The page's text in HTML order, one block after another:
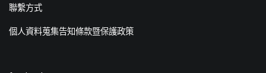
聯繫方式
個人資料蒐集告知條款暨保護政策